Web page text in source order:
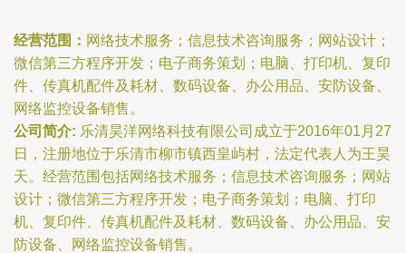
经营范围： 网络技术服务；信息技术咨询服务；网站设计；
微信第三方程序开发；电子商务策划；电脑、打印机、复印
件、传真机配件及耗材、数码设备、办公用品、安防设备、
网络监控设备销售。
公司简介: 乐清昊洋网络科技有限公司成立于2016年01月27
日，注册地位于乐清市柳市镇西皇屿村，法定代表人为王昊
天。经营范围包括网络技术服务；信息技术咨询服务；网站
设计；微信第三方程序开发；电子商务策划；电脑、打印
机、复印件、传真机配件及耗材、数码设备、办公用品、安
防设备、网络监控设备销售。